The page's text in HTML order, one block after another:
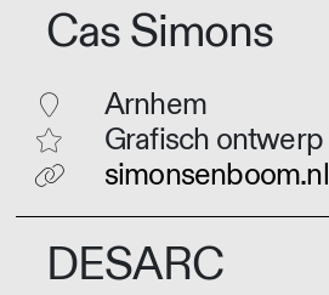
Cas Simons
Arnhem
Grafisch ontwerp
simonsenboom.nl
DESARC